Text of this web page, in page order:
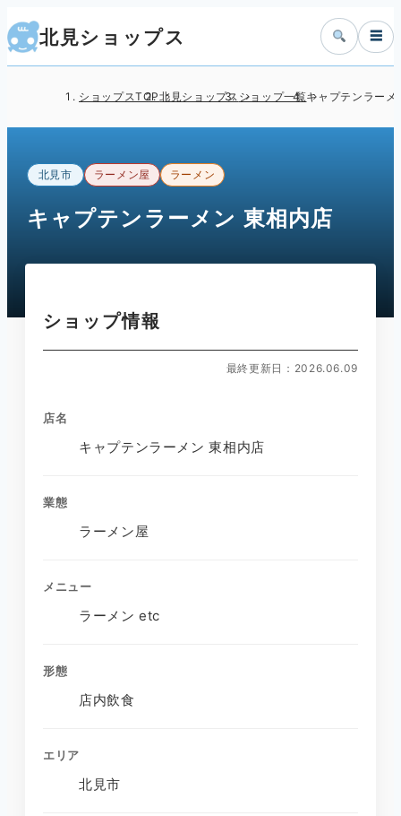
北見ショップス ☰
ショップスTOP北見ショップス ショップ一覧キャプテンラーメ
北見市 ラーメン屋 ラーメン
キャプテンラーメン 東相内店
ショップ情報
最終更新日：2026.06.09
店名
キャプテンラーメン 東相内店
業態
ラーメン屋
メニュー
ラーメン etc
形態
店内飲食
エリア
北見市